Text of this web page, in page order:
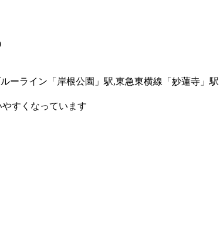
ーライン「岸根公園」駅,東急東横線「妙蓮寺」駅
すくなっています